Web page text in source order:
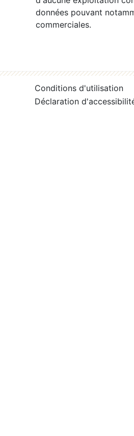
données pouvant
commerciales.
Conditions d'utilisation
Déclaration